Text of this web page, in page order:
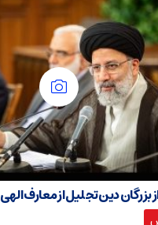
بزرگان دین تجلیل از معارف الهی